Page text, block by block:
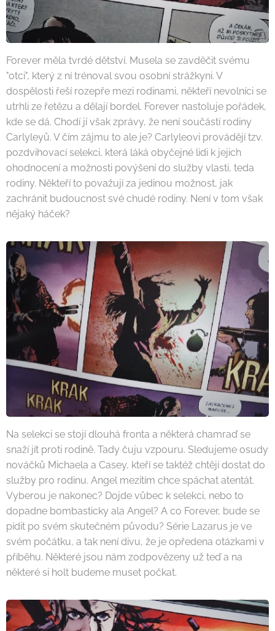
Forever měla tvrdé dětství. Musela se zavděčit svému
"otci", který z ní trénoval svou osobní strážkyni. V
dospělosti řeší rozepře mezi rodinami, někteří nevolníci se
utrhli ze řetězu a dělají bordel. Forever nastoluje pořádek,
kde se dá. Chodí jí však zprávy, že není součástí rodiny
Carlyleyů. V čím zájmu to ale je? Carlyleovi provádějí tzv.
pozdvihovací selekci, která láká obyčejné lidi k jejich
ohodnocení a možnosti povýšení do služby vlasti, teda
rodiny. Někteří to považují za jedinou možnost, jak
zachránit budoucnost své chudé rodiny. Není v tom však
nějaký háček?
Na selekci se stojí dlouhá fronta a některá chamraď se
snaží jít proti rodině. Tady čuju vzpouru. Sledujeme osudy
nováčků Michaela a Casey, kteří se taktéž chtějí dostat do
služby pro rodinu. Angel mezitím chce spáchat atentát.
Vyberou je nakonec? Dojde vůbec k selekci, nebo to
dopadne bombasticky ala Angel? A co Forever, bude se
pídit po svém skutečném původu? Série Lazarus je ve
svém počátku, a tak není divu, že je opředena otázkami v
příběhu. Některé jsou nám zodpovězeny už teď a na
některé si holt budeme muset počkat.